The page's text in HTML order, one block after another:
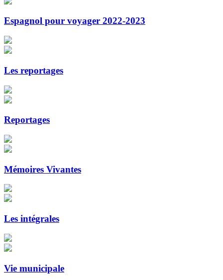
Espagnol pour voyager 2022-2023
Les reportages
Reportages
Mémoires Vivantes
Les intégrales
Vie municipale